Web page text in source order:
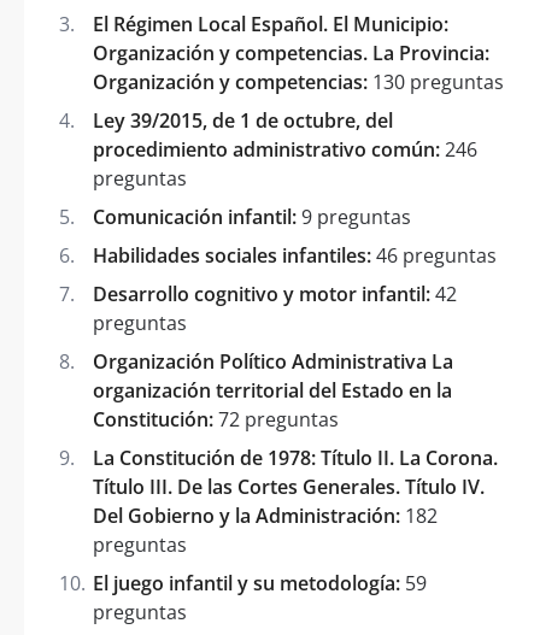
El Régimen Local Español. El Municipio:
Organización y competencias. La Provincia:
Organización y competencias: 130 preguntas
Ley 39/2015, de 1 de octubre, del
procedimiento administrativo común:246
preguntas
Comunicación infantil:9 preguntas
Habilidades sociales infantiles:46 preguntas
Desarrollo cognitivo y motor infantil:42
preguntas
Organización Político Administrativa La
organización territorial del Estado en la
Constitución:72 preguntas
La Constitución de 1978: Título II. La Corona.
Título III. De las Cortes Generales. Título IV.
Del Gobierno y la Administración: 182
preguntas
El juego infantil y su metodología: 59
preguntas